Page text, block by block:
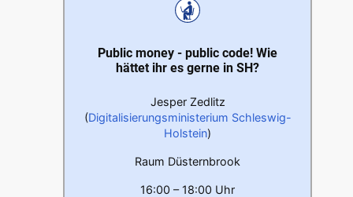
Public money - public code! Wie
hättet ihr es gerne in SH?
Jesper Zedlitz
(Digitalisierungsministerium Schleswig-
Holstein)
Raum Düsternbrook
16:00 – 18:00 Uhr